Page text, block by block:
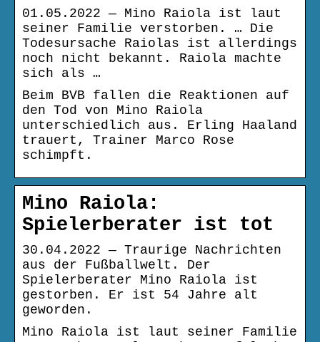
01.05.2022 — Mino Raiola ist laut
seiner Familie verstorben. … Die
Todesursache Raiolas ist allerdings
noch nicht bekannt. Raiola machte
sich als …
Beim BVB fallen die Reaktionen auf
den Tod von Mino Raiola
unterschiedlich aus. Erling Haaland
trauert, Trainer Marco Rose
schimpft.
Mino Raiola:
Spielerberater ist tot
30.04.2022 — Traurige Nachrichten
aus der Fußballwelt. Der
Spielerberater Mino Raiola ist
gestorben. Er ist 54 Jahre alt
geworden.
Mino Raiola ist laut seiner Familie